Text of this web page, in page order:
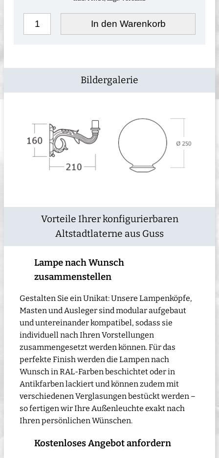
In den Warenkorb
Bildergalerie
Vorteile Ihrer konfigurierbaren
Altstadtlaterne aus Guss
Lampe nach Wunsch
zusammenstellen
Gestalten Sie ein Unikat: Unsere Lampenköpfe,
Masten und Ausleger sind modular aufgebaut
und untereinander kompatibel, sodass sie
individuell nach Ihren Vorstellungen
zusammengesetzt werden können. Für das
perfekte Finish werden die Lampen nach
Wunsch in RAL-Farben beschichtet oder in
Antikfarben lackiert und können zudem mit
verschiedenen Verglasungen bestückt werden –
so fertigen wir Ihre Außenleuchte exakt nach
Ihren persönlichen Wünschen.
Kostenloses Angebot anfordern